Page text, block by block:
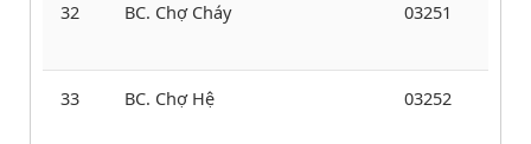
32 BC. Chợ Cháy 03251
33 BC. Chợ Hệ 03252